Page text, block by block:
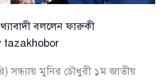
বললেন ফারুকী
tazakhobor
সন্ধ্যায় মুনির চৌধুরী ১ম জাতীয়